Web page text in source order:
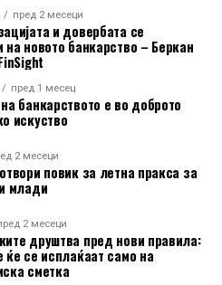
Претходно, повеќе
да издејствуваат
од неговите царински
продолжи со
наведуваат дека, иако
воведување царини
тие биле насочени кон
Според нив,
кој опфаќа речиси
увоз, нема преседан и ги
пред 2 месеци
и довербата се
на новото банкарство – Беркан
пред 1 месец
банкарството е во доброто
искуство
2 месеци
повик за летна пракса за
млади
2 месеци
друштва пред нови правила:
ќе се исплаќаат само на
сметка